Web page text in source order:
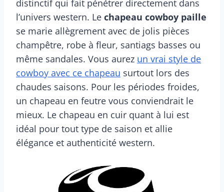
distinctif qui fait pénétrer directement dans
l’univers western. Le chapeau cowboy paille
se marie allègrement avec de jolis pièces
champêtre, robe à fleur, santiags basses ou
même sandales. Vous aurez un vrai style de
cowboy avec ce chapeau surtout lors des
chaudes saisons. Pour les périodes froides,
un chapeau en feutre vous conviendrait le
mieux. Le chapeau en cuir quant à lui est
idéal pour tout type de saison et allie
élégance et authenticité western.